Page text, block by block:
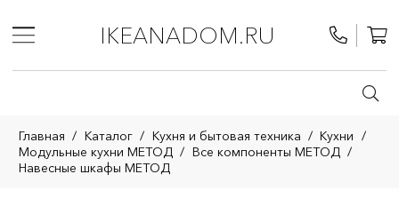
IKEANADOM.RU
Главная / Каталог / Кухня и бытовая техника / Кухни /
Модульные кухни МЕТОД / Все компоненты МЕТОД /
Навесные шкафы МЕТОД